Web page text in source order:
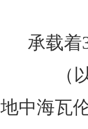
承载着
（
地中海瓦